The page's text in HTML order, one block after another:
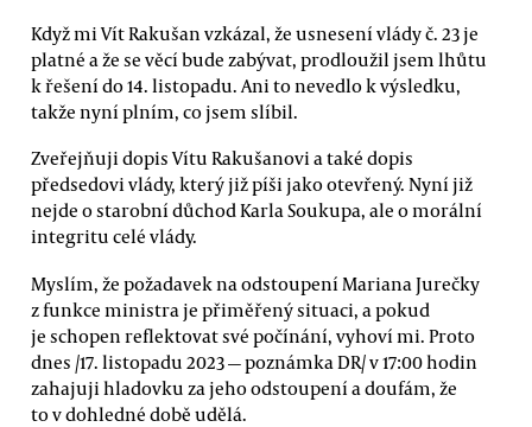
Když mi Vít Rakušan vzkázal, že usnesení vlády č. 23 je
platné a že se věcí bude zabývat, prodloužil jsem lhůtu
k řešení do 14. listopadu. Ani to nevedlo k výsledku,
takže nyní plním, co jsem slíbil.
Zveřejňuji dopis Vítu Rakušanovi a také dopis
předsedovi vlády, který již píši jako otevřený. Nyní již
nejde o starobní důchod Karla Soukupa, ale o morální
integritu celé vlády.
Myslím, že požadavek na odstoupení Mariana Jurečky
z funkce ministra je přiměřený situaci, a pokud
je schopen reflektovat své počínání, vyhoví mi. Proto
dnes /17. listopadu 2023 — poznámka DR/ v 17:00 hodin
zahajuji hladovku za jeho odstoupení a doufám, že
to v dohledné době udělá.